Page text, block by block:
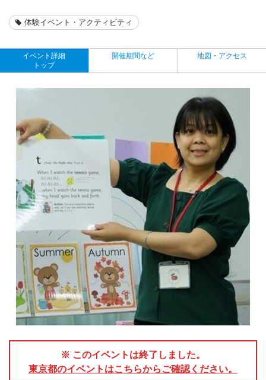
体験イベント・アクティビティ
イベント詳細
トップ
開催期間など 地図・アクセス
※ このイベントは終了しました。
東京都のイベントはこちらからご確認ください。